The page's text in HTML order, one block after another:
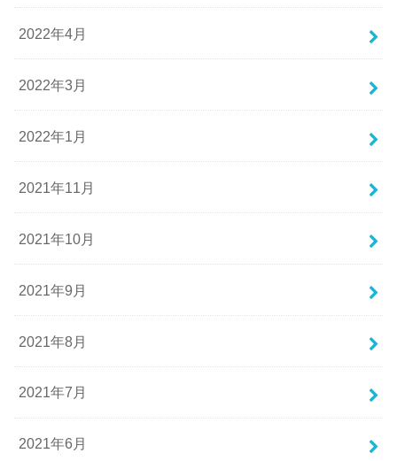
2022年4月
2022年3月
2022年1月
2021年11月
2021年10月
2021年9月
2021年8月
2021年7月
2021年6月